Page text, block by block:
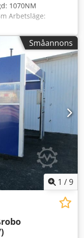
1070NM
Arbetsläge:
intern
15~35°C
Småannons
1 /9